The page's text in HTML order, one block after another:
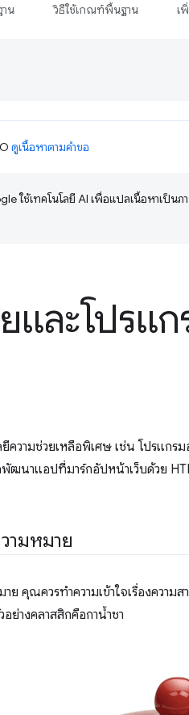
น วิธีใช้เกณฑ์พื้นฐาน เ
ดูเนื้อหาตามคำขอ
ใช้เทคโนโลยี AI เพื่อแปลเนื้อหาเป็น
และโปรแ
ความช่วยเหลือพิเศษ เช่น โปรแกร
ฒนาแอปที่มาร์กอัปหน้าเว็บด้วย
ามหมาย
ย คุณควรทำความเข้าใจเรื่องความ
อย่างคลาสสิกคือกาน้ำชา